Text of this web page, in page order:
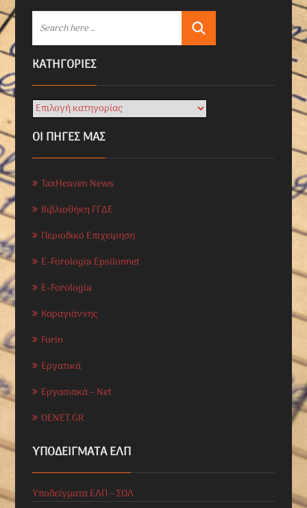
KΑΤΗΓΟΡΊΕΣ
ΟΙ ΠΗΓΕΣ ΜΑΣ
TaxHeaven News
Βιβλιοθήκη ΓΓΔΕ
Περιοδικό Επιχείρηση
E-Forologia Epsilonnet
E-Forologia
Καραγιάννης
Forin
Εργατικά
Εργασιακά – Net
OENET.GR
ΥΠΟΔΕΊΓΜΑΤΑ ΕΛΠ
Υποδείγματα ΕΛΠ – ΣΟΛ